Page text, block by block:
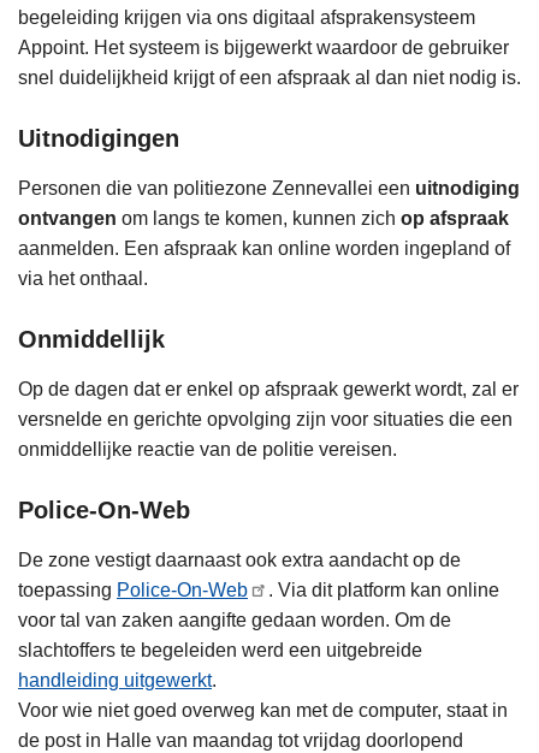
begeleiding krijgen via ons digitaal afsprakensysteem
Appoint. Het systeem is bijgewerkt waardoor de gebruiker
snel duidelijkheid krijgt of een afspraak al dan niet nodig is.
Uitnodigingen
Personen die van politiezone Zennevallei een uitnodiging
ontvangen om langs te komen, kunnen zich op afspraak
aanmelden. Een afspraak kan online worden ingepland of
via het onthaal.
Onmiddellijk
Op de dagen dat er enkel op afspraak gewerkt wordt, zal er
versnelde en gerichte opvolging zijn voor situaties die een
onmiddellijke reactie van de politie vereisen.
Police-On-Web
De zone vestigt daarnaast ook extra aandacht op de
toepassing Police-On-Web
. Via dit platform kan online
voor tal van zaken aangifte gedaan worden. Om de
slachtoffers te begeleiden werd een uitgebreide
handleiding uitgewerkt.
Voor wie niet goed overweg kan met de computer, staat in
de post in Halle van maandag tot vrijdag doorlopend